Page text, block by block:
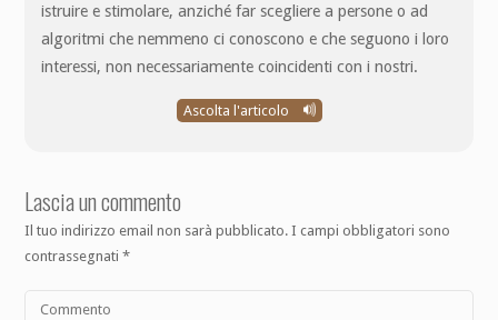
istruire e stimolare, anziché far scegliere a persone o ad
algoritmi che nemmeno ci conoscono e che seguono i loro
interessi, non necessariamente coincidenti con i nostri.
Ascolta l'articolo
Lascia un commento
Il tuo indirizzo email non sarà pubblicato. I campi obbligatori sono
contrassegnati*